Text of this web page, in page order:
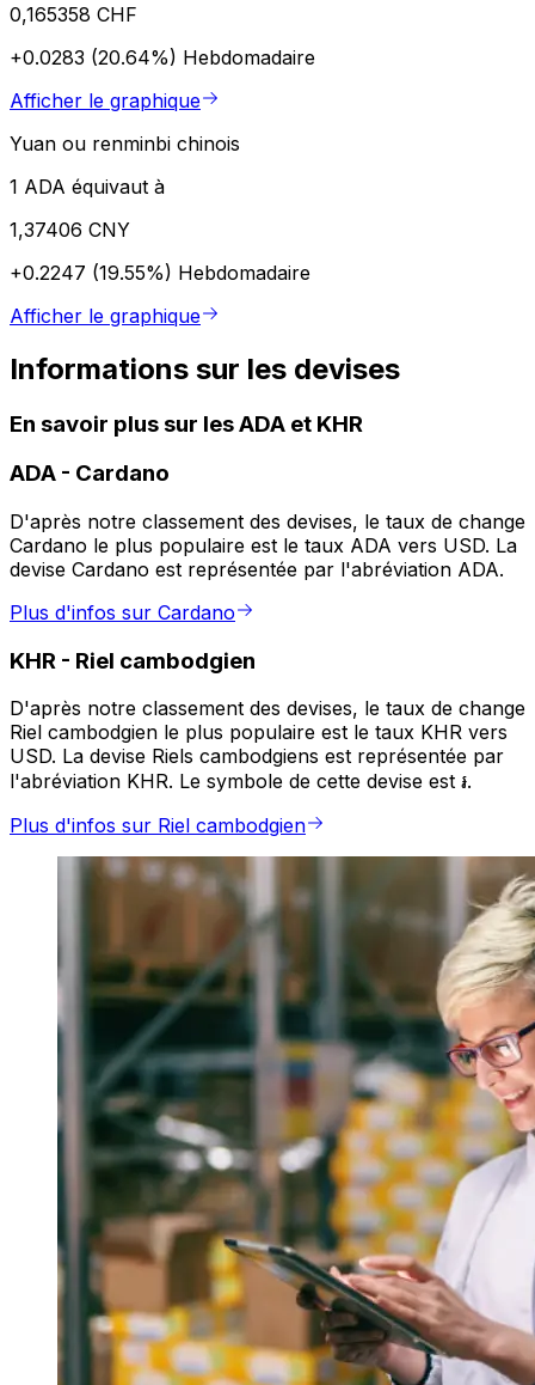
0,165358 CHF
+0.0283 (20.64%) Hebdomadaire
Afficher le graphique
Yuan ou renminbi chinois
1 ADA équivaut à
1,37406 CNY
+0.2247 (19.55%) Hebdomadaire
Afficher le graphique
Informations sur les devises
En savoir plus sur les ADA et KHR
ADA - Cardano
D'après notre classement des devises, le taux de change
Cardano le plus populaire est le taux ADA vers USD. La
devise Cardano est représentée par l'abréviation ADA.
Plus d'infos sur Cardano
KHR - Riel cambodgien
D'après notre classement des devises, le taux de change
Riel cambodgien le plus populaire est le taux KHR vers
USD. La devise Riels cambodgiens est représentée par
l'abréviation KHR. Le symbole de cette devise est ៛.
Plus d'infos sur Riel cambodgien